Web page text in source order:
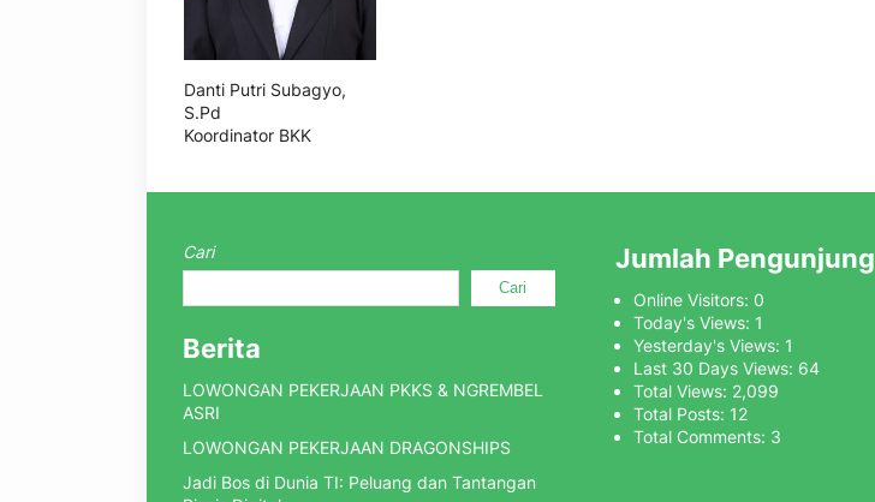
Danti Putri Subagyo,
S.Pd
Koordinator BKK
Cari
Cari
Berita
LOWONGAN PEKERJAAN PKKS & NGREMBEL
ASRI
LOWONGAN PEKERJAAN DRAGONSHIPS
Jadi Bos di Dunia TI: Peluang dan Tantangan
Jumlah Pengunjung
Online Visitors: 0
Today's Views: 1
Yesterday's Views: 1
Last 30 Days Views: 64
Total Views: 2,099
Total Posts: 12
Total Comments: 3